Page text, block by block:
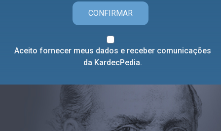
CONFIRMAR
Aceito fornecer meus dados e receber comunicações
da KardecPedia.